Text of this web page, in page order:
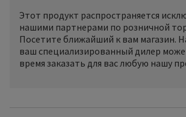
Этот продукт распространяется
нашими партнерами по розничной
Посетите ближайший к вам магазин.
ваш специализированный дилер
время заказать для вас любую нашу